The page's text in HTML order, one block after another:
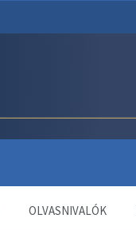
OLVASNIVALÓK